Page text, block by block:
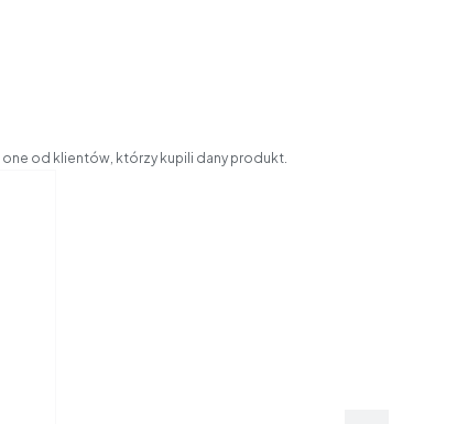
od klientów, którzy kupili dany produkt.